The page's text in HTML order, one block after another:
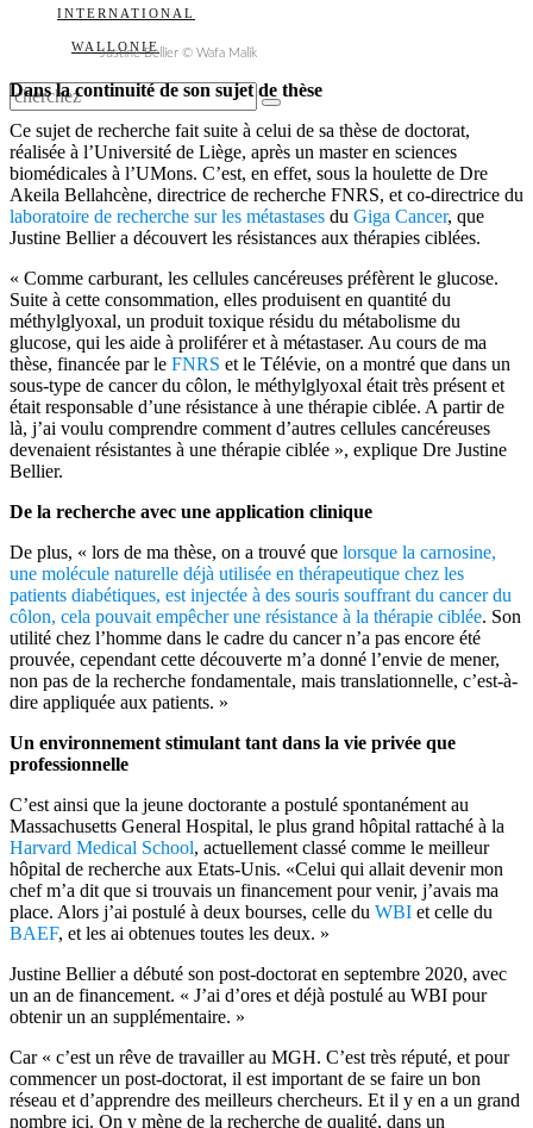
INTERNATIONAL
WALLONIE
Justine Bellier © Wafa Malik
Dans la continuité de son sujet de thèse
Ce sujet de recherche fait suite à celui de sa thèse de doctorat,
réalisée à l’Université de Liège, après un master en sciences
biomédicales à l’UMons. C’est, en effet, sous la houlette de Dre
Akeila Bellahcène, directrice de recherche FNRS, et co-directrice du
laboratoire de recherche sur les métastases du Giga Cancer, que
Justine Bellier a découvert les résistances aux thérapies ciblées.
« Comme carburant, les cellules cancéreuses préfèrent le glucose.
Suite à cette consommation, elles produisent en quantité du
méthylglyoxal, un produit toxique résidu du métabolisme du
glucose, qui les aide à proliférer et à métastaser. Au cours de ma
thèse, financée par le FNRS et le Télévie, on a montré que dans un
sous-type de cancer du côlon, le méthylglyoxal était très présent et
était responsable d’une résistance à une thérapie ciblée. A partir de
là, j’ai voulu comprendre comment d’autres cellules cancéreuses
devenaient résistantes à une thérapie ciblée », explique Dre Justine
Bellier.
De la recherche avec une application clinique
De plus, « lors de ma thèse, on a trouvé que lorsque la carnosine,
une molécule naturelle déjà utilisée en thérapeutique chez les
patients diabétiques, est injectée à des souris souffrant du cancer du
côlon, cela pouvait empêcher une résistance à la thérapie ciblée. Son
utilité chez l’homme dans le cadre du cancer n’a pas encore été
prouvée, cependant cette découverte m’a donné l’envie de mener,
non pas de la recherche fondamentale, mais translationnelle, c’est-à-
dire appliquée aux patients. »
Un environnement stimulant tant dans la vie privée que
professionnelle
C’est ainsi que la jeune doctorante a postulé spontanément au
Massachusetts General Hospital, le plus grand hôpital rattaché à la
Harvard Medical School, actuellement classé comme le meilleur
hôpital de recherche aux Etats-Unis. «Celui qui allait devenir mon
chef m’a dit que si trouvais un financement pour venir, j’avais ma
place. Alors j’ai postulé à deux bourses, celle du WBI et celle du
BAEF, et les ai obtenues toutes les deux. »
Justine Bellier a débuté son post-doctorat en septembre 2020, avec
un an de financement. « J’ai d’ores et déjà postulé au WBI pour
obtenir un an supplémentaire. »
Car « c’est un rêve de travailler au MGH. C’est très réputé, et pour
commencer un post-doctorat, il est important de se faire un bon
réseau et d’apprendre des meilleurs chercheurs. Et il y en a un grand
nombre ici. On y mène de la recherche de qualité, dans un